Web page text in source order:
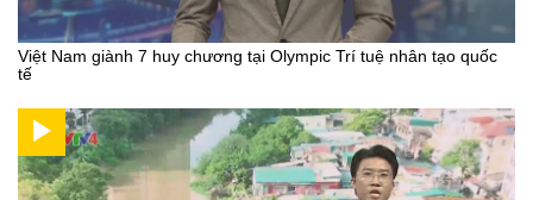
Việt Nam giành 7 huy chương tại Olympic Trí tuệ nhân tạo quốc
tế